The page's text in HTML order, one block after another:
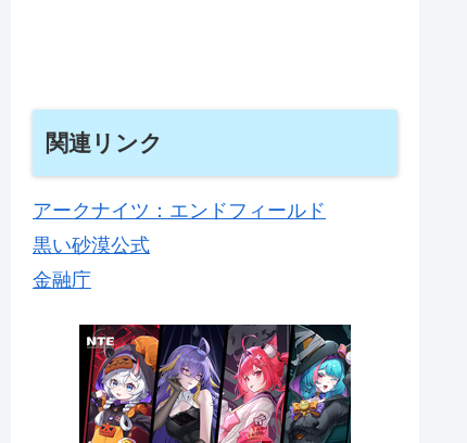
関連リンク
アークナイツ：エンドフィールド
黒い砂漠公式
金融庁